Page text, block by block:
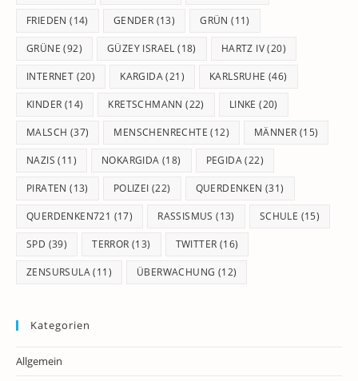
FRIEDEN (14) GENDER (13) GRÜN (11)
GRÜNE (92) GÜZEY ISRAEL (18) HARTZ IV(20)
INTERNET (20) KARGIDA(21) KARLSRUHE (46)
KINDER (14) KRETSCHMANN (22) LINKE (20)
MALSCH (37) MENSCHENRECHTE (12) MÄNNER (15)
NAZIS (11) NOKARGIDA (18) PEGIDA(22)
PIRATEN (13) POLIZEI (22) QUERDENKEN (31)
QUERDENKEN721 (17) RASSISMUS (13) SCHULE (15)
SPD (39) TERROR (13) TWITTER (16)
ZENSURSULA(11) ÜBERWACHUNG (12)
Kategorien
Allgemein